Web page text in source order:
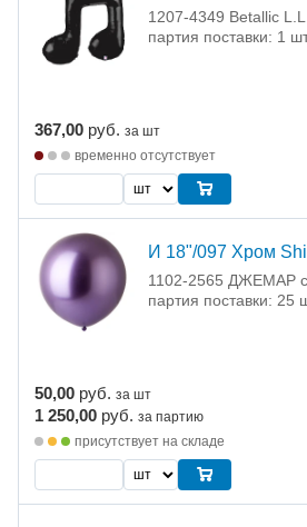
1207-4349 Betallic
партия поставки: 1
367,00 руб. за шт
временно отсутствует
И 18"/097 Хром
1102-2565 ДЖЕМАР
партия поставки: 25
50,00 руб. за шт
1 250,00 руб. за партию
присутствует на складе